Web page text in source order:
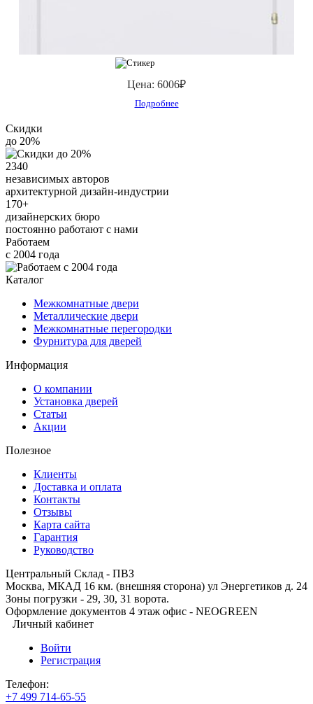
Цена: 6006₽
Подробнее
Скидки
до 20%
2340
независимых авторов
архитектурной дизайн-индустрии
170+
дизайнерских бюро
постоянно работают с нами
Работаем
с 2004 года
Каталог
Межкомнатные двери
Металлические двери
Межкомнатные перегородки
Фурнитура для дверей
Информация
О компании
Установка дверей
Статьи
Акции
Полезное
Клиенты
Доставка и оплата
Контакты
Отзывы
Карта сайта
Гарантия
Руководство
Центральный Склад - ПВЗ
Москва, МКАД 16 км. (внешняя сторона) ул Энергетиков д. 24
Зоны погрузки - 29, 30, 31 ворота.
Оформление документов 4 этаж офис - NEOGREEN
Личный кабинет
Войти
Регистрация
Телефон:
+7 499 714-65-55